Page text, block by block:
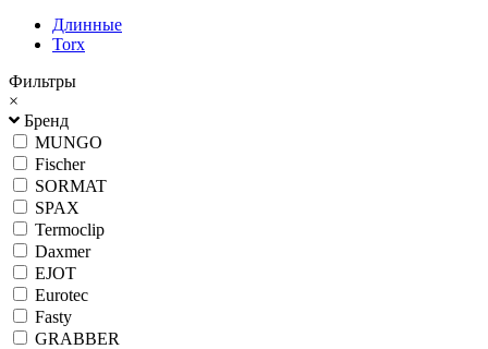
Длинные
Torx
Фильтры
×
Бренд
MUNGO
Fischer
SORMAT
SPAX
Termoclip
Daxmer
EJOT
Eurotec
Fasty
GRABBER